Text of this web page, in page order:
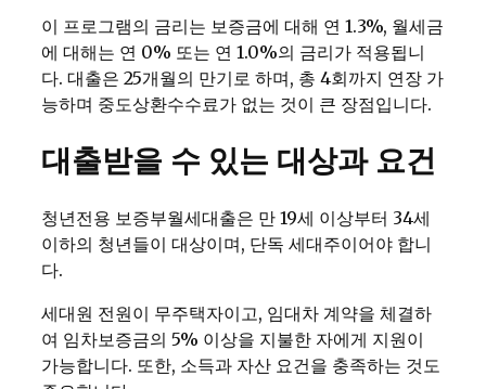
이 프로그램의 금리는 보증금에 대해 연 1.3%, 월세금
에 대해는 연 0% 또는 연 1.0%의 금리가 적용됩니
다. 대출은 25개월의 만기로 하며, 총 4회까지 연장 가
능하며 중도상환수수료가 없는 것이 큰 장점입니다.
대출받을 수 있는 대상과 요건
청년전용 보증부월세대출은 만 19세 이상부터 34세
이하의 청년들이 대상이며, 단독 세대주이어야 합니
다.
세대원 전원이 무주택자이고, 임대차 계약을 체결하
여 임차보증금의 5% 이상을 지불한 자에게 지원이
가능합니다. 또한, 소득과 자산 요건을 충족하는 것도